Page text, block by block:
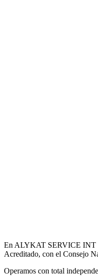
En ALYKAT SERVICE INT
Acreditado, con el Consejo
Operamos con total